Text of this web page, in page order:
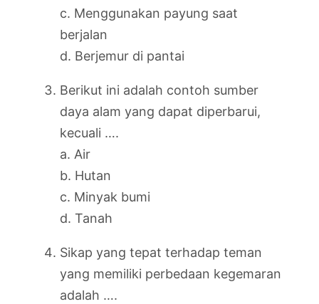
c. Menggunakan payung saat
berjalan
d. Berjemur di pantai
Berikut ini adalah contoh sumber
daya alam yang dapat diperbarui,
kecuali ….
a. Air
b. Hutan
c. Minyak bumi
d. Tanah
Sikap yang tepat terhadap teman
yang memiliki perbedaan kegemaran
adalah ….